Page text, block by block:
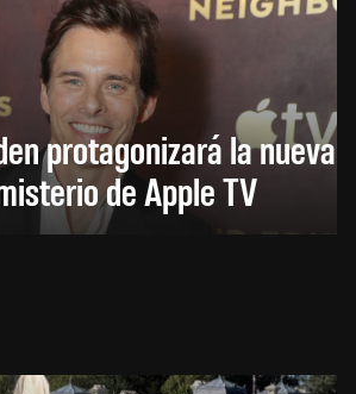
protagonizará la nueva
de Apple TV